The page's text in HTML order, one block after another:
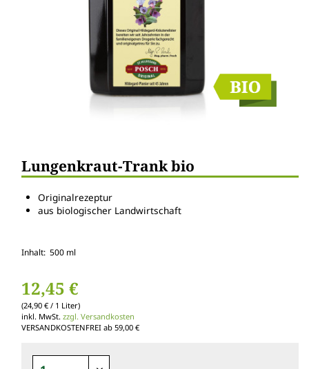
Lungenkraut-Trank bio
Originalrezeptur
aus biologischer Landwirtschaft
Inhalt: 500 ml
12,45 €
(24,90 € / 1 Liter)
inkl. MwSt. zzgl. Versandkosten
VERSANDKOSTENFREI ab 59,00 €